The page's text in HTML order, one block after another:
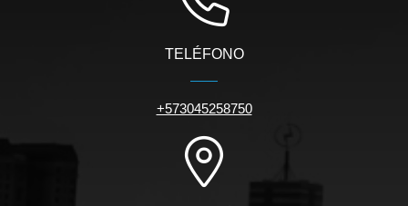
TELÉFONO
+573045258750